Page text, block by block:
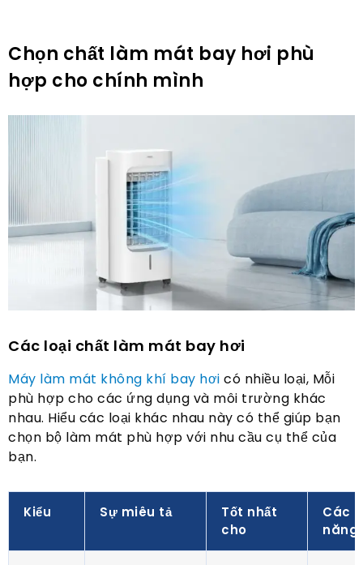
Chọn chất làm mát bay hơi phù
hợp cho chính mình
Các loại chất làm mát bay hơi
Máy làm mát không khí bay hơi có nhiều loại, Mỗi
phù hợp cho các ứng dụng và môi trường khác
nhau. Hiểu các loại khác nhau này có thể giúp bạn
chọn bộ làm mát phù hợp với nhu cầu cụ thể của
bạn.
Kiểu Sự miêu tả
Tốt nhất
cho
Các
năng